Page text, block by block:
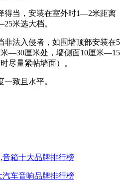
得当，安装在室外时1—2米距离
米选大档。
非法入侵者，如围墙顶部安装在5
—30厘米处，墙侧面10厘米—15
尽量紧帖墙面）。
致且水平。
音箱十大品牌排行榜
车音响品牌排行榜